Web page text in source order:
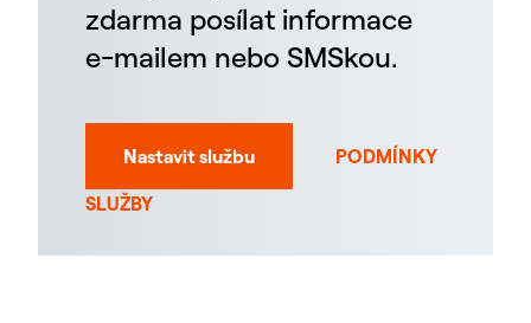
zdarma posílat informace
e-mailem nebo SMSkou.
Nastavit službu
PODMÍNKY
SLUŽBY